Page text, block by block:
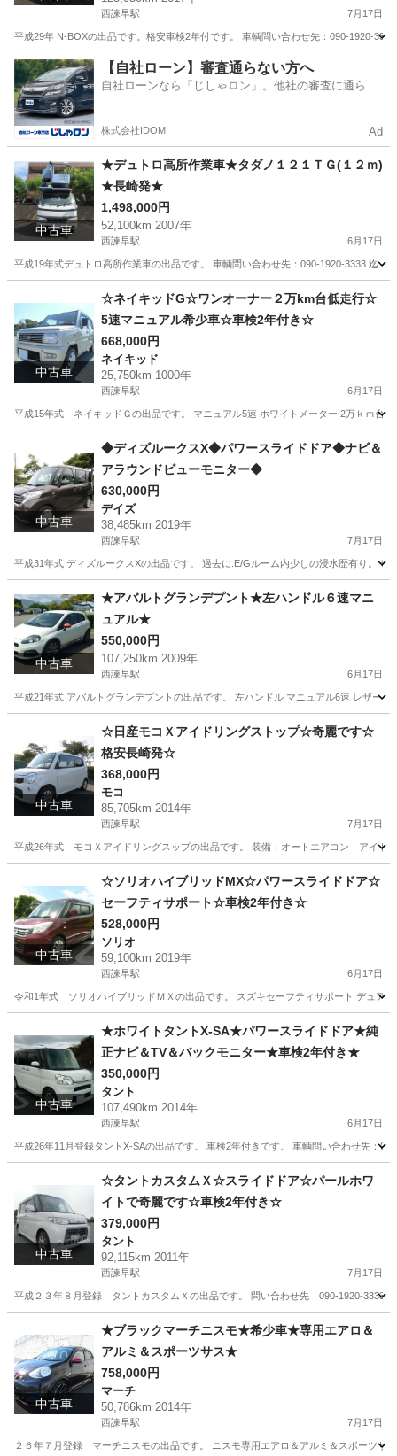
西諫早駅 7月17日
平成29年 N-BOXの出品です。格安車検2年付です。 車輌問い合わせ先：090-1920-3333
長崎 諫早市 西諫早駅 N-BOX スライドドア
【自社ローン】審査通らない方へ
自社ローンなら「じしゃロン」。他社の審査に通らな
株式会社IDOM Ad
中古車
★デュトロ高所作業車★タダノ１２１ＴＧ(１２ｍ)
★長崎発★
1,498,000円
52,100km 2007年
西諫早駅 6月17日
平成19年式デュトロ高所作業車の出品です。 車輌問い合わせ先：090-1920-3333 迄
西諫早駅 その他 デュトロ
中古車
☆ネイキッドG☆ワンオーナー２万km台低走行☆
5速マニュアル希少車☆車検2年付き☆
668,000円
ネイキッド
25,750km 1000年
西諫早駅 6月17日
平成15年式 ネイキッドＧの出品です。 マニュアル5速 ホワイトメーター 2万ｋｍ台
西諫早駅 ネイキッド オーナー
中古車
◆ディズルークスX◆パワースライドドア◆ナビ＆
アラウンドビューモニター◆
630,000円
デイズ
38,485km 2019年
西諫早駅 7月17日
平成31年式 ディズルークスXの出品です。 過去に.E/Gルーム内少しの浸水歴有り。
西諫早駅 デイズ 車両
中古車
★アバルトグランデプント★左ハンドル６速マニ
ュアル★
550,000円
107,250km 2009年
西諫早駅 6月17日
平成21年式 アバルトグランデプントの出品です。 左ハンドル マニュアル6速 レザー
西諫早駅 その他 左ハンドル
中古車
☆日産モコＸアイドリングストップ☆奇麗です☆
格安長崎発☆
368,000円
モコ
85,705km 2014年
西諫早駅 7月17日
平成26年式 モコＸアイドリングスップの出品です。 装備：オートエアコン アイ
西諫早駅 モコ 車両
中古車
☆ソリオハイブリッドMX☆パワースライドドア☆
セーフティサポート☆車検2年付き☆
528,000円
ソリオ
59,100km 2019年
西諫早駅 6月17日
令和1年式 ソリオハイブリッドＭＸの出品です。 スズキセーフティサポート デュア
西諫早駅 ソリオ スライドドア
中古車
★ホワイトタントX-SA★パワースライドドア★純
正ナビ＆TV＆バックモニター★車検2年付き★
350,000円
タント
107,490km 2014年
西諫早駅 6月17日
平成26年11月登録タントX-SAの出品です。 車検2年付きです。 車輌問い合わせ先：
西諫早駅 タント スライドドア
中古車
☆タントカスタムＸ☆スライドドア☆パールホワ
イトで奇麗です☆車検2年付き☆
379,000円
タント
92,115km 2011年
西諫早駅 7月17日
平成２３年８月登録 タントカスタムＸの出品です。 問い合わせ先 090-1920-3333
西諫早駅 タント タントカスタム
中古車
★ブラックマーチニスモ★希少車★専用エアロ＆
アルミ＆スポーツサス★
758,000円
マーチ
50,786km 2014年
西諫早駅 7月17日
２６年７月登録 マーチニスモの出品です。 ニスモ専用エアロ＆アルミ＆スポー